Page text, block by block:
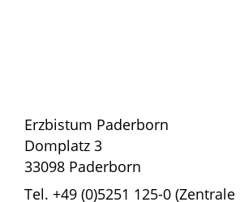
Erzbistum Paderborn
Domplatz 3
33098 Paderborn
Tel. +49 (0)5251 125-0 (Zentrale